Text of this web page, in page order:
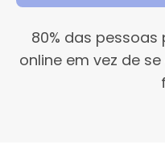
80% das
online em vez de